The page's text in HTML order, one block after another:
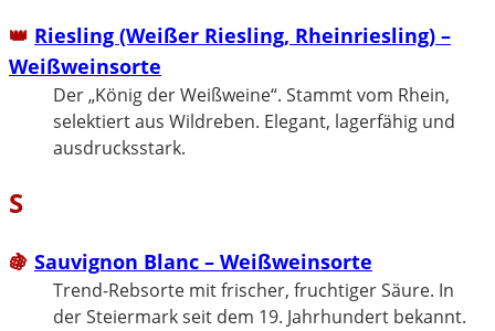
👑 Riesling (Weißer Riesling, Rheinriesling) –
Weißweinsorte
Der „König der Weißweine“. Stammt vom Rhein,
selektiert aus Wildreben. Elegant, lagerfähig und
ausdrucksstark.
S
🍇 Sauvignon Blanc – Weißweinsorte
Trend-Rebsorte mit frischer, fruchtiger Säure. In
der Steiermark seit dem 19. Jahrhundert bekannt.